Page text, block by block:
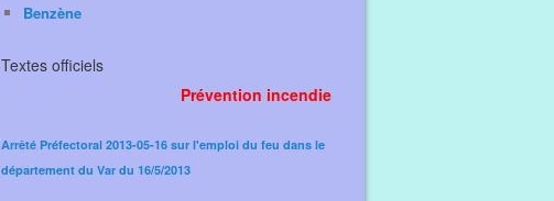
Benzène
Textes officiels
Prévention incendie
Arrêté Préfectoral 2013-05-16 sur l'emploi du feu dans le
département du Var du 16/5/2013